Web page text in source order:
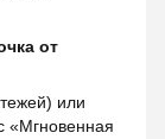
от
или
«Мгновенная